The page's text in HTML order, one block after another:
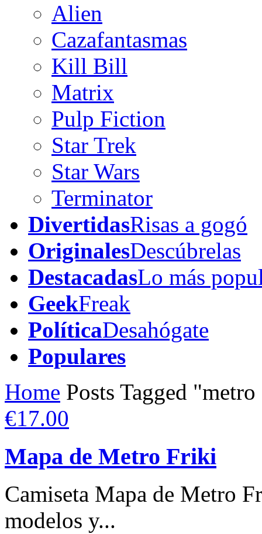
Alien
Cazafantasmas
Kill Bill
Matrix
Pulp Fiction
Star Trek
Star Wars
Terminator
DivertidasRisas a gogó
OriginalesDescúbrelas
DestacadasLo más
GeekFreak
PolíticaDesahógate
Populares
Home Posts Tagged
€17.00
Mapa de Metro Friki
Camiseta Mapa de Metro
modelos y...